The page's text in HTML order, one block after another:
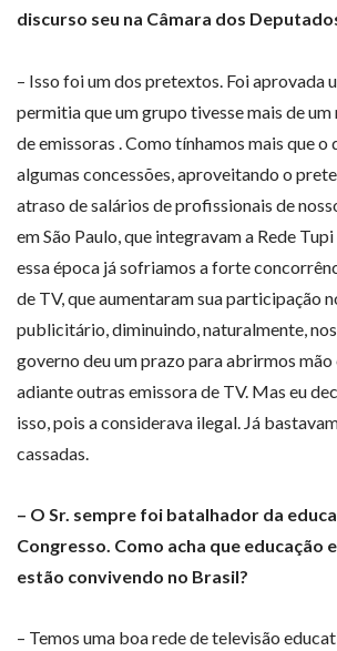
discurso seu na Câmara dos
– Isso foi um dos pretextos. Foi aprovada
permitia que um grupo tivesse mais de
de emissoras . Como tínhamos mais que o
algumas concessões, aproveitando o
atraso de salários de profissionais de
em São Paulo, que integravam a Rede
essa época já sofriamos a forte
de TV, que aumentaram sua participação
publicitário, diminuindo, naturalmente,
governo deu um prazo para abrirmos mão
adiante outras emissora de TV. Mas eu
isso, pois a considerava ilegal. Já
cassadas.
– O Sr. sempre foi batalhador da
Congresso. Como acha que educação
estão convivendo no Brasil?
– Temos uma boa rede de televisão